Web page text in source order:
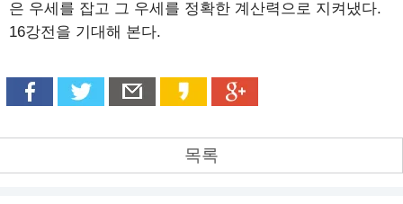
은 우세를 잡고 그 우세를 정확한 계산력으로 지켜냈다.
16강전을 기대해 본다.
목록